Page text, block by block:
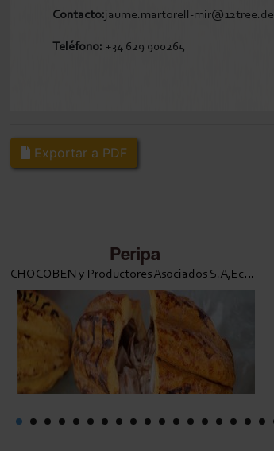
Contacto:jaume.martorell-mir@12tree.de
Teléfono: +34 629 900265
Exportar a PDF
Peripa
CHOCOBEN y Productores Asociados S.A,Ecuador